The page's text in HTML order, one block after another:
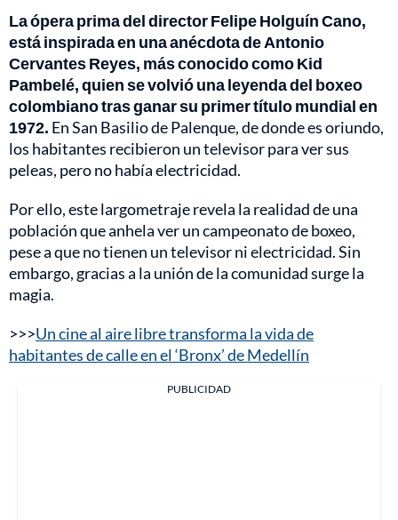
La ópera prima del director Felipe Holguín Cano,
está inspirada en una anécdota de Antonio
Cervantes Reyes, más conocido como Kid
Pambelé, quien se volvió una leyenda del boxeo
colombiano tras ganar su primer título mundial en
1972. En San Basilio de Palenque, de donde es oriundo,
los habitantes recibieron un televisor para ver sus
peleas, pero no había electricidad.
Por ello, este largometraje revela la realidad de una
población que anhela ver un campeonato de boxeo,
pese a que no tienen un televisor ni electricidad. Sin
embargo, gracias a la unión de la comunidad surge la
magia.
>>>Un cine al aire libre transforma la vida de
habitantes de calle en el ‘Bronx’ de Medellín
PUBLICIDAD